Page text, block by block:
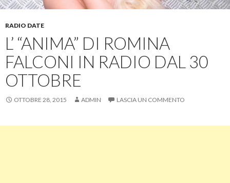
RADIO DATE
L’ “ANIMA” DI ROMINA
FALCONI IN RADIO DAL 30
OTTOBRE
OTTOBRE 28, 2015 ADMIN LASCIA UN COMMENTO